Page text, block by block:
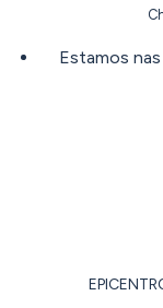
Estamos